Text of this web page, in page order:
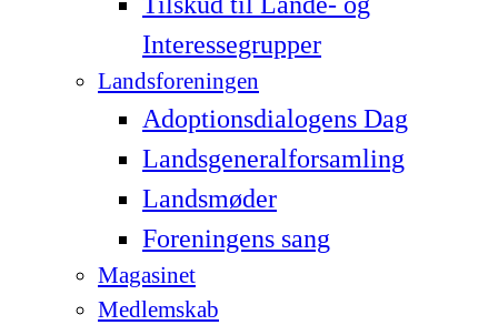
Interessegrupper
Landsforeningen
Adoptionsdialogens Dag
Landsgeneralforsamling
Landsmøder
Foreningens sang
Magasinet
Medlemskab